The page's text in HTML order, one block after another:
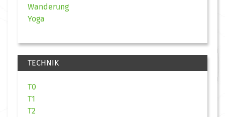
Wanderung
Yoga
TECHNIK
T0
T1
T2